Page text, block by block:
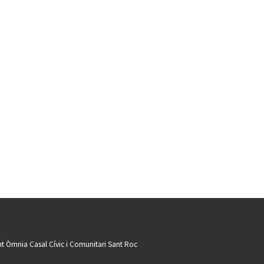
Òmnia Casal Cívic i Comunitari Sant Roc